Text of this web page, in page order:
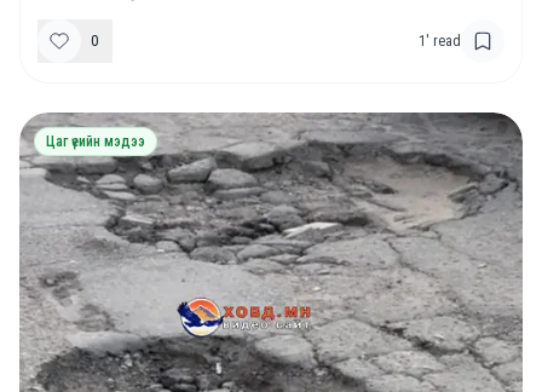
0 1 ' read
Цаг үеийн мэдээ